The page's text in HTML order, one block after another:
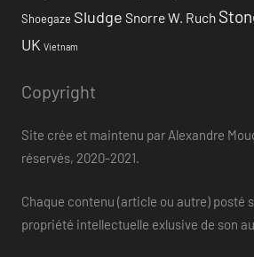
Shoegaze Sludge Snorre W. Ruch
UK Vietnam
Copyright
Site crée et maintenu par Alexandre
réservés, 2020-2021.
Chaque contenu (article ou autre) posté
propriété intellectuelle exlusive de son